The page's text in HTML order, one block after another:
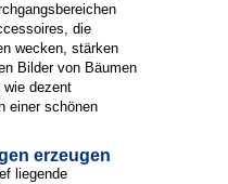
die
wecken, stärken
Bilder von Bäumen
wie dezent
einer schönen
erzeugen
liegende